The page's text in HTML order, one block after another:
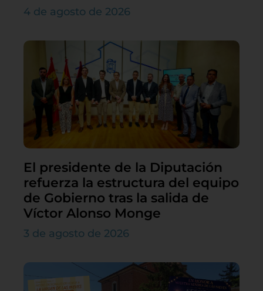
4 de agosto de 2026
El presidente de la Diputación
refuerza la estructura del equipo
de Gobierno tras la salida de
Víctor Alonso Monge
3 de agosto de 2026